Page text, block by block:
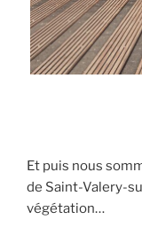
ous
Et puis nous
de Saint-Valery-
végétation…